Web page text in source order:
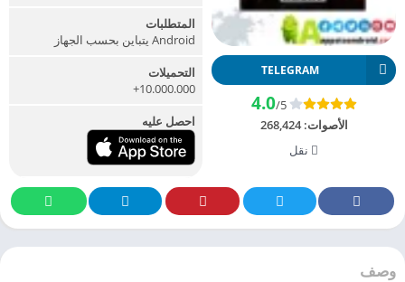
TELEGRAM
4.0/5
الأصوات:268,424
نقل
المتطلبات
Android يتباين بحسب الجهاز
التحميلات
10.000.000+
احصل عليه
وصف